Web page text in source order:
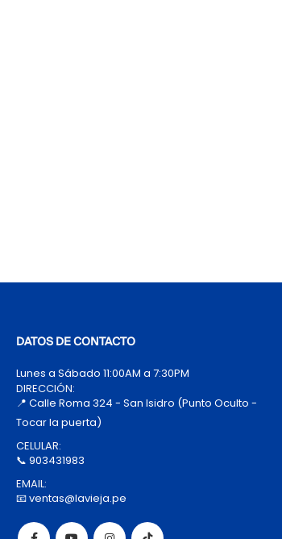
DATOS DE CONTACTO
Lunes a Sábado 11:00AM a 7:30PM
DIRECCIÓN:
📍 Calle Roma 324 - San Isidro (Punto Oculto -
Tocar la puerta)
CELULAR:
📞 903431983
EMAIL:
📧 ventas@lavieja.pe